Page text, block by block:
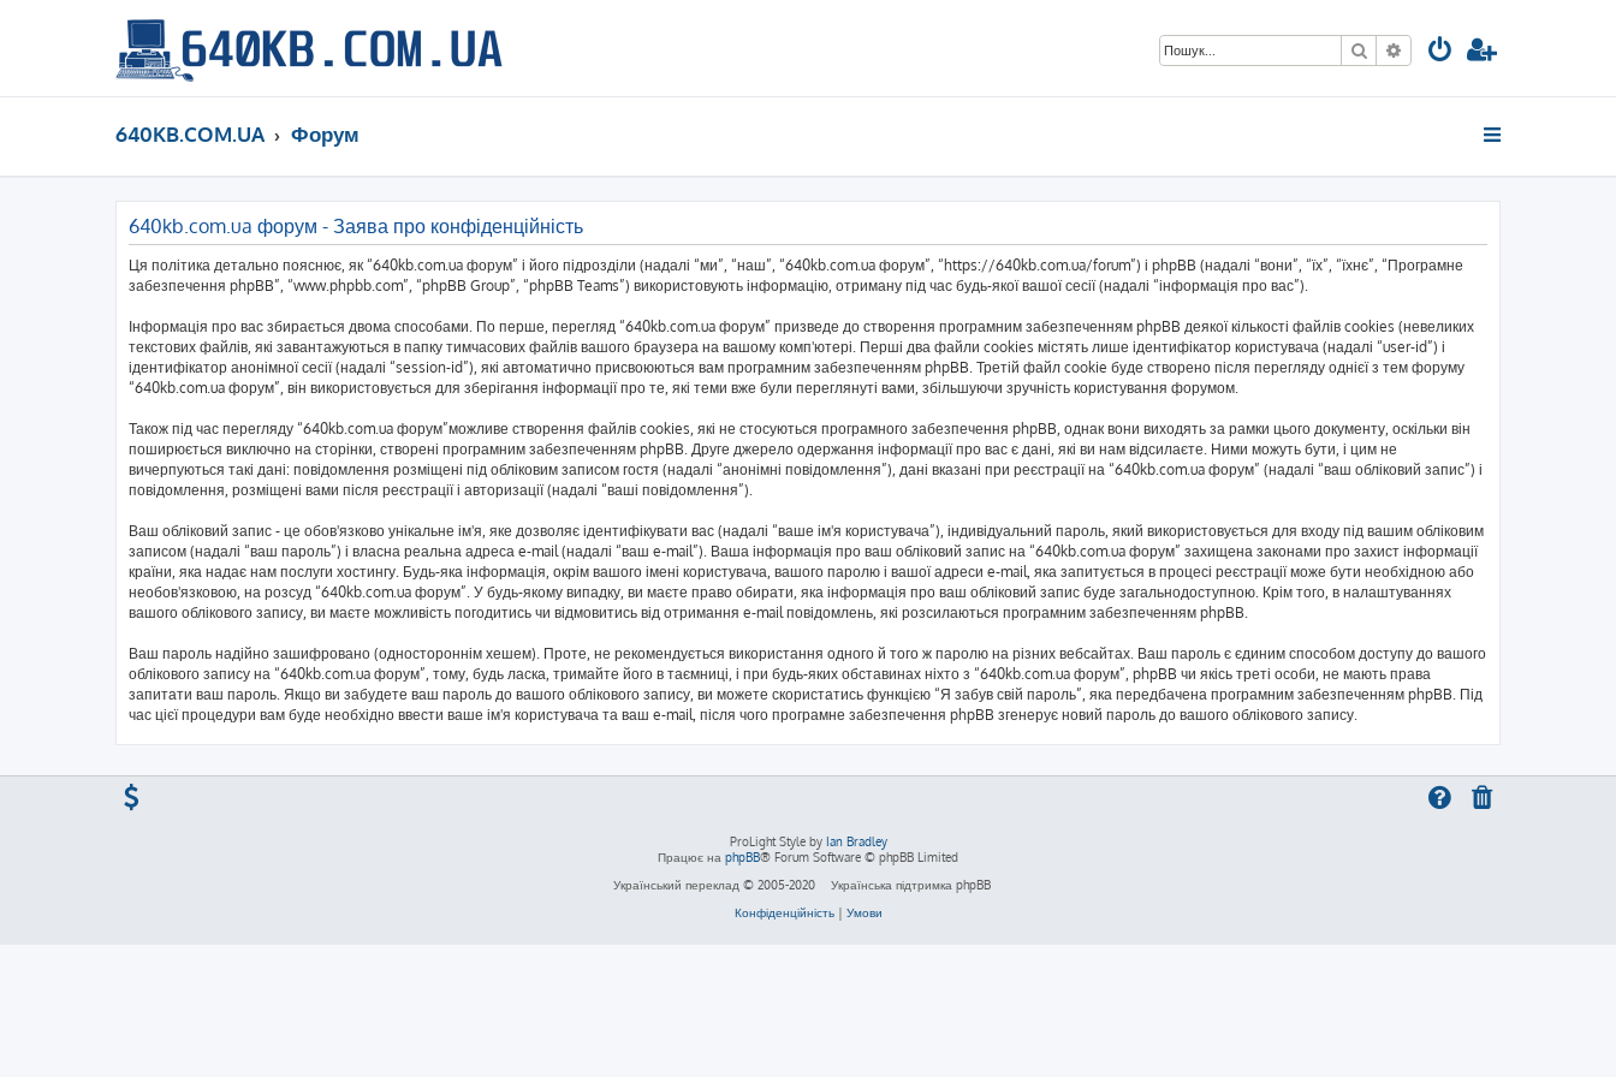
ПошукРозширений пошук
640KB.COM.UA Форум
640kb.com.ua форум - Заява про конфіденційність
Ця політика детально пояснює, як “640kb.com.ua форум” і його підрозділи (надалі “ми”, “наш”, “640kb.com.ua форум”, “https://640kb.com.ua/forum”) і phpBB (надалі “вони”, “їх”, “їхнє”, “Програмне
забезпечення phpBB”, “www.phpbb.com”, “phpBB Group”, “phpBB Teams”) використовують інформацію, отриману під час будь-якої вашої сесії (надалі “інформація про вас”).
Інформація про вас збирається двома способами. По перше, перегляд “640kb.com.ua форум” призведе до створення програмним забезпеченням phpBB деякої кількості файлів cookies (невеликих
текстових файлів, які завантажуються в папку тимчасових файлів вашого браузера на вашому комп'ютері. Перші два файли cookies містять лише ідентифікатор користувача (надалі “user-id”) і
ідентифікатор анонімної сесії (надалі “session-id”), які автоматично присвоюються вам програмним забезпеченням phpBB. Третій файл cookie буде створено після перегляду однієї з тем форуму
“640kb.com.ua форум”, він використовується для зберігання інформації про те, які теми вже були переглянуті вами, збільшуючи зручність користування форумом.
Також під час перегляду “640kb.com.ua форум”можливе створення файлів cookies, які не стосуються програмного забезпечення phpBB, однак вони виходять за рамки цього документу, оскільки він
поширюється виключно на сторінки, створені програмним забезпеченням phpBB. Друге джерело одержання інформації про вас є дані, які ви нам відсилаєте. Ними можуть бути, і цим не
вичерпуються такі дані: повідомлення розміщені під обліковим записом гостя (надалі “анонімні повідомлення”), дані вказані при реєстрації на “640kb.com.ua форум” (надалі “ваш обліковий запис”) і
повідомлення, розміщені вами після реєстрації і авторизації (надалі “ваші повідомлення”).
Ваш обліковий запис - це обов'язково унікальне ім'я, яке дозволяє ідентифікувати вас (надалі “ваше ім'я користувача”), індивідуальний пароль, який використовується для входу під вашим обліковим
записом (надалі “ваш пароль”) і власна реальна адреса e-mail (надалі “ваш e-mail”). Ваша інформація про ваш обліковий запис на “640kb.com.ua форум” захищена законами про захист інформації
країни, яка надає нам послуги хостингу. Будь-яка інформація, окрім вашого імені користувача, вашого паролю і вашої адреси e-mail, яка запитується в процесі реєстрації може бути необхідною або
необов'язковою, на розсуд “640kb.com.ua форум”. У будь-якому випадку, ви маєте право обирати, яка інформація про ваш обліковий запис буде загальнодоступною. Крім того, в налаштуваннях
вашого облікового запису, ви маєте можливість погодитись чи відмовитись від отримання e-mail повідомлень, які розсилаються програмним забезпеченням phpBB.
Ваш пароль надійно зашифровано (одностороннім хешем). Проте, не рекомендується використання одного й того ж паролю на різних вебсайтах. Ваш пароль є єдиним способом доступу до вашого
облікового запису на “640kb.com.ua форум”, тому, будь ласка, тримайте його в таємниці, і при будь-яких обставинах ніхто з “640kb.com.ua форум”, phpBB чи якісь треті особи, не мають права
запитати ваш пароль. Якщо ви забудете ваш пароль до вашого облікового запису, ви можете скористатись функцією “Я забув свій пароль”, яка передбачена програмним забезпеченням phpBB. Під
час цієї процедури вам буде необхідно ввести ваше ім'я користувача та ваш e-mail, після чого програмне забезпечення phpBB згенерує новий пароль до вашого облікового запису.
ProLight Style by Ian Bradley
Працює на phpBB® Forum Software © phpBB Limited
Український переклад © 2005-2020
Українська підтримка phpBB
Конфіденційність| Умови